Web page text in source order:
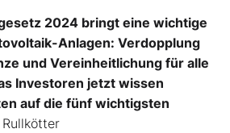
2024 bringt eine wichtige
Anlagen: Verdopplung
und Vereinheitlichung für alle
Investoren jetzt wissen
auf die fünf wichtigsten